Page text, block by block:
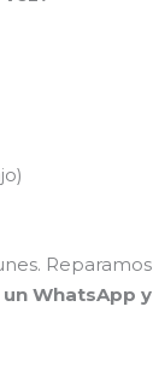
un WhatsApp